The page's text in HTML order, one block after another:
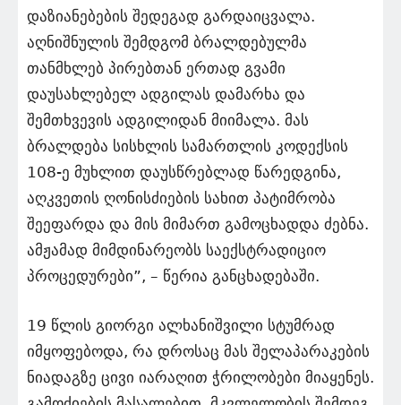
დაზიანებების შედეგად გარდაიცვალა.
აღნიშნულის შემდგომ ბრალდებულმა
თანმხლებ პირებთან ერთად გვამი
დაუსახლებელ ადგილას დამარხა და
შემთხვევის ადგილიდან მიიმალა. მას
ბრალდება სისხლის სამართლის კოდექსის
108-ე მუხლით დაუსწრებლად წარედგინა,
აღკვეთის ღონისძიების სახით პატიმრობა
შეეფარდა და მის მიმართ გამოცხადდა ძებნა.
ამჟამად მიმდინარეობს საექსტრადიციო
პროცედურები”, – წერია განცხადებაში.
19 წლის გიორგი ალხანიშვილი სტუმრად
იმყოფებოდა, რა დროსაც მას შელაპარაკების
ნიადაგზე ცივი იარაღით ჭრილობები მიაყენეს.